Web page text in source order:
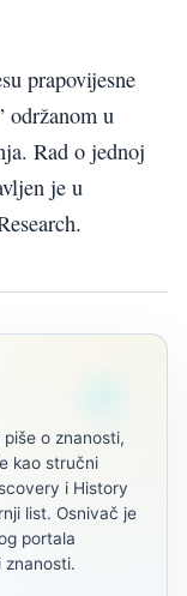
prapovijesne
održanom u
Rad o jednoj
je u
o znanosti,
kao stručni
i History
list. Osnivač je
portala
znanosti.